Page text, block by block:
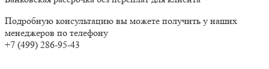
Подробную консультацию вы можете получить у наших
менеджеров по телефону
+7 (499) 286-95-43